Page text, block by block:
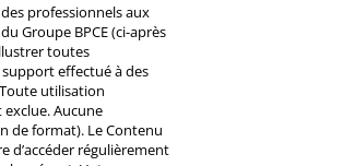
des professionnels aux
Groupe BPCE (ci-après
toutes
effectué à des
utilisation
Aucune
de format). Le Contenu
d’accéder régulièrement